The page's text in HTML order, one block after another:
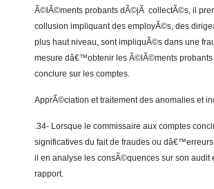
Ã©lÃ©ments probants dÃ©jÃ collectÃ©s, il
collusion impliquant des employÃ©s, des
plus haut niveau, sont impliquÃ©s dans une
mesure dâ€™obtenir les Ã©lÃ©ments
conclure sur les comptes.
ApprÃ©ciation et traitement des anomalies et
.34- Lorsque le commissaire aux comptes
significatives du fait de fraudes ou
il en analyse les consÃ©quences sur son
rapport.